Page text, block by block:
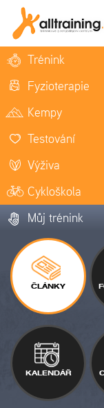
Trénink
Fyzioterapie
Kempy
Testování
Výživa
Cykloškola
Můj trénink
ČLÁNKY
KALENDÁŘ